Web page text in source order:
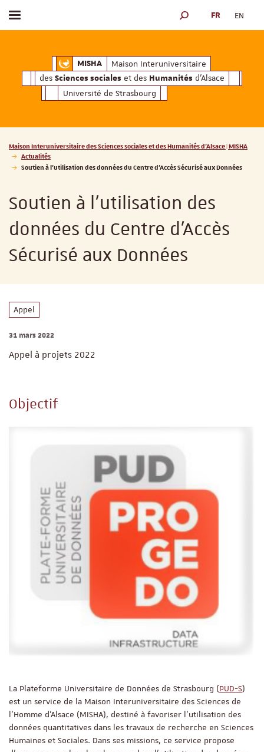
MISHAMaison Interuniversitaire des
Maison Interuniversitaire
des Sciences sociales et des Humanités d'Alsace
Université de Strasbourg
Afficher / masquer le menu MOTEUR DE
FR EN
Vous êtes ici :
Maison Interuniversitaire des Sciences sociales et des Humanités d'Alsace | MISHA
Actualités
Soutien à l'utilisation des données du Centre d'Accès Sécurisé aux Données
Soutien à l'utilisation des
données du Centre d'Accès
Sécurisé aux Données
Appel
31 mars 2022
Appel à projets 2022
Objectif
La Plateforme Universitaire de Données de Strasbourg (PUD-S)
est un service de la Maison Interuniversitaire des Sciences de
l’Homme d’Alsace (MISHA), destiné à favoriser l’utilisation des
données quantitatives dans les travaux de recherche en Sciences
Humaines et Sociales. Dans ses missions, ce service propose